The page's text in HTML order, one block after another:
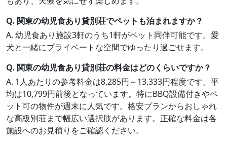
Q. 関東の幼児食あり貸別荘でペットも泊まれますか？
A. 幼児食あり施設3軒のうち1軒がペット同伴可能です。愛
犬と一緒にプライベートな空間でゆったり過ごせます。
Q. 関東の幼児食あり貸別荘の料金はどのくらいですか？
A. 1人あたりの参考料金は8,285円～13,333円程度です。平
均は10,799円前後となっています。特にBBQ設備付きやペ
ット可の物件が週末に人気です。格安プランからおしゃれ
な高級別荘まで幅広い選択肢があります。正確な料金は各
施設へのお見積りをご確認ください。